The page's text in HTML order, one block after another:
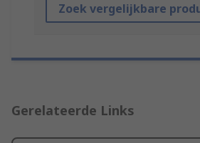
Zoek vergelijkbare
Gerelateerde Links